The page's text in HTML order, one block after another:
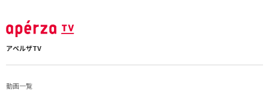
アペルザTV
動画一覧